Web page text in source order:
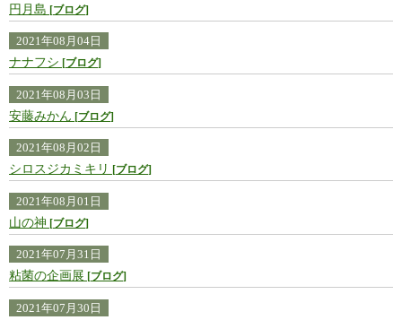
円月島 ブログ
2021年08月04日
ナナフシ ブログ
2021年08月03日
安藤みかん ブログ
2021年08月02日
シロスジカミキリ ブログ
2021年08月01日
山の神 ブログ
2021年07月31日
粘菌の企画展 ブログ
2021年07月30日